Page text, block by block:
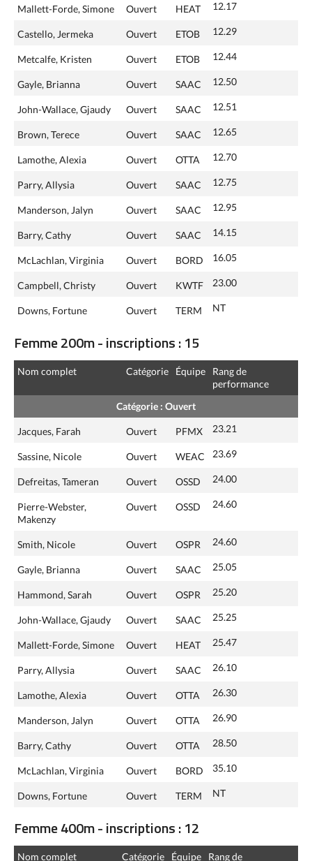
Mallett-Forde, Simone Ouvert HEAT 12.17
Castello, Jermeka Ouvert ETOB 12.29
Metcalfe, Kristen Ouvert ETOB 12.44
Gayle, Brianna Ouvert SAAC 12.50
John-Wallace, Gjaudy Ouvert SAAC 12.51
Brown, Terece Ouvert SAAC 12.65
Lamothe, Alexia Ouvert OTTA 12.70
Parry, Allysia Ouvert SAAC 12.75
Manderson, Jalyn Ouvert SAAC 12.95
Barry, Cathy Ouvert SAAC 14.15
McLachlan, Virginia Ouvert BORD 16.05
Campbell, Christy Ouvert KWTF 23.00
Downs, Fortune Ouvert TERM NT
Femme 200m - inscriptions : 15
Nom complet Catégorie Équipe
Rang de
performance
Catégorie : Ouvert
Jacques, Farah Ouvert PFMX 23.21
Sassine, Nicole Ouvert WEAC 23.69
Defreitas, Tameran Ouvert OSSD 24.00
Pierre-Webster,
Makenzy
Ouvert OSSD 24.60
Smith, Nicole Ouvert OSPR 24.60
Gayle, Brianna Ouvert SAAC 25.05
Hammond, Sarah Ouvert OSPR 25.20
John-Wallace, Gjaudy Ouvert SAAC 25.25
Mallett-Forde, Simone Ouvert HEAT 25.47
Parry, Allysia Ouvert SAAC 26.10
Lamothe, Alexia Ouvert OTTA 26.30
Manderson, Jalyn Ouvert OTTA 26.90
Barry, Cathy Ouvert OTTA 28.50
McLachlan, Virginia Ouvert BORD 35.10
Downs, Fortune Ouvert TERM NT
Femme 400m - inscriptions : 12
Nom complet Catégorie Équipe Rang de